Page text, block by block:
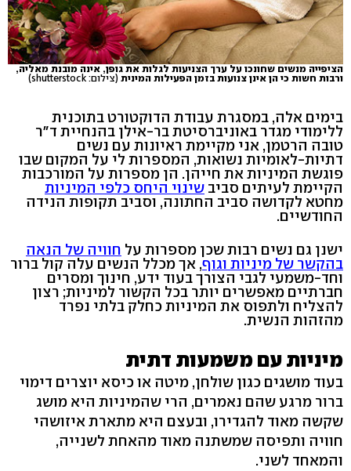
הציפייה מנשים שחונכו על ערך הצניעות לגלות את גופן, אינה מובנת מאליה,
ורבות חשות כי הן אינן צנועות בזמן הפעילות המינית (צילום: shutterstock)
בימים אלה, במסגרת עבודת הדוקטורט בתוכנית
ללימודי מגדר באוניברסיטת בר-אילן בהנחיית ד"ר
טובה הרטמן, אני מקיימת ראיונות עם נשים
דתיות-לאומיות נשואות, המספרות לי על המקום שבו
פוגשת המיניות את חייהן. הן מספרות על המורכבות
הקיימת לעיתים סביב שינוי היחס כלפי המיניות
מחטא לקדושה סביב החתונה, וסביב תקופות הנידה
החודשיים.
ישנן גם נשים רבות שכן מספרות על חוויה של הנאה
בהקשר של מיניות וגוף, אך מכלל הנשים עלה קול ברור
וחד-משמעי לגבי הצורך בעוד ידע, חינוך ומסרים
חברתיים מאפשרים יותר בכל הקשור למיניות; רצון
להצליח ולתפוס את המיניות כחלק בלתי נפרד
מהזהות הנשית.
מיניות עם משמעות דתית
בעוד מושגים כגון שולחן, מיטה או כיסא יוצרים דימוי
ברור מרגע שהם נאמרים, הרי שהמיניות היא מושג
שקשה מאוד להגדירו, ובעצם היא מתארת איזושהי
חוויה ותפיסה שמשתנה מאוד מהאחת לשנייה,
והמאחד לשני.